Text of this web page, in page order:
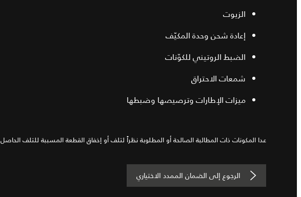
الزيوت
إعادة شحن وحدة المكيّف
الضبط الروتيني للكوّنات
شمعات الاحتراق
ميزات الإطارات وترصيصها وضبطها
عدا المكونات ذات المطالبة الصالحة أو المطلوبة نظراً لتلف أو إخفاق القطعة المسببة للتلف الحاصل
الرجوع إلى الضمان الممدد الاختياري